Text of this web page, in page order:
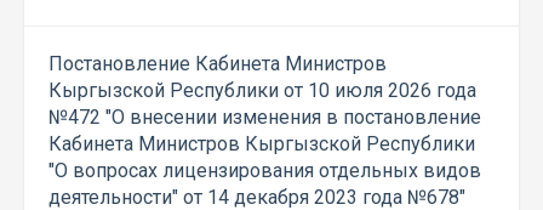
Постановление Кабинета Министров
Кыргызской Республики от 10 июля 2026 года
№472 "О внесении изменения в постановление
Кабинета Министров Кыргызской Республики
"О вопросах лицензирования отдельных видов
деятельности" от 14 декабря 2023 года №678"